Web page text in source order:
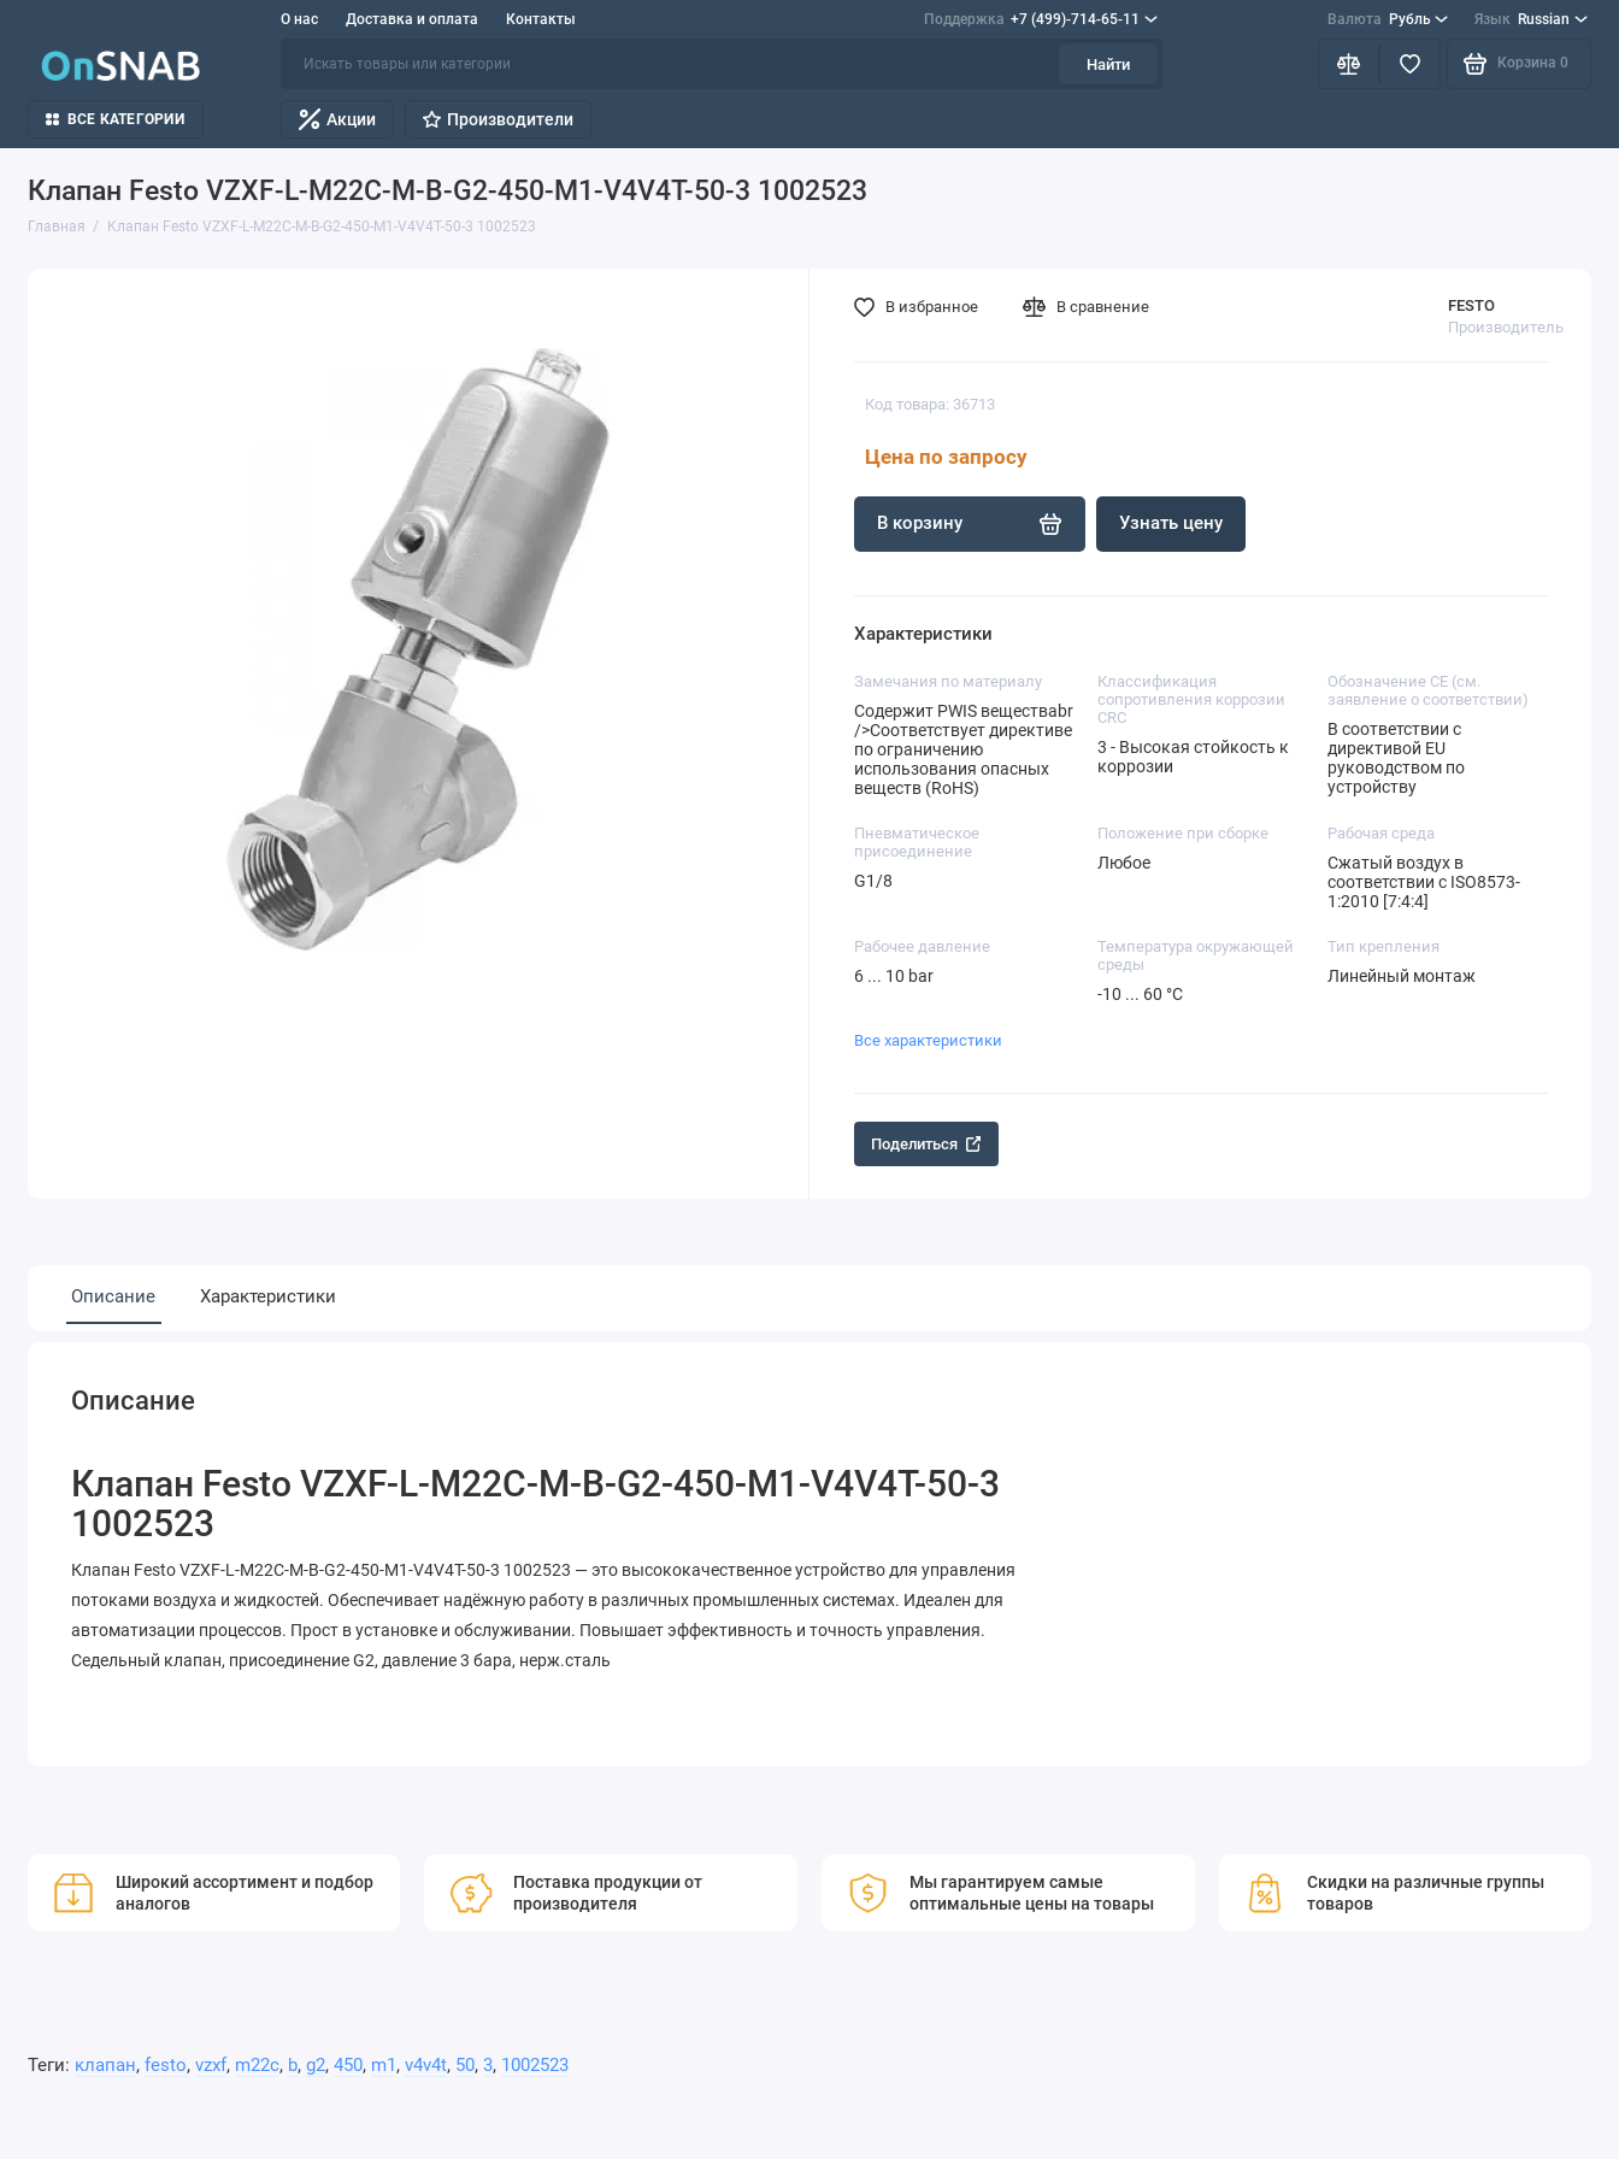
О нас Доставка и оплата Контакты Поддержка +7 (499)-714-65-11 Валюта Рубль Язык Russian
Найти Корзина 0
ВСЕ КАТЕГОРИИ Акции Производители
Клапан Festo VZXF-L-M22C-M-B-G2-450-M1-V4V4T-50-3 1002523
Главная Клапан Festo VZXF-L-M22C-M-B-G2-450-M1-V4V4T-50-3 1002523
Код товара: 36713
Цена по запросу
FESTO
Производитель
В корзину Узнать цену
В избранное В сравнение
Характеристики
Замечания по материалу
Содержит PWIS веществаbr
/>Соответствует директиве
по ограничению
использования опасных
веществ (RoHS)
Классификация
сопротивления коррозии
CRC
3 - Высокая стойкость к
коррозии
Обозначение CE (см.
заявление о соответствии)
В соответствии с
директивой EU
руководством по
устройству
Пневматическое
присоединение
G1/8
Положение при сборке
Любое
Рабочая среда
Сжатый воздух в
соответствии с ISO8573-
1:2010 [7:4:4]
Рабочее давление
6 ... 10 bar
Температура окружающей
среды
-10 ... 60 °C
Тип крепления
Линейный монтаж
Все характеристики
Поделиться
Описание Характеристики
Описание
Клапан Festo VZXF-L-M22C-M-B-G2-450-M1-V4V4T-50-3
1002523
Клапан Festo VZXF-L-M22C-M-B-G2-450-M1-V4V4T-50-3 1002523 — это высококачественное устройство для управления
потоками воздуха и жидкостей. Обеспечивает надёжную работу в различных промышленных системах. Идеален для
автоматизации процессов. Прост в установке и обслуживании. Повышает эффективность и точность управления.
Седельный клапан, присоединение G2, давление 3 бара, нерж.сталь
Широкий ассортимент и подбор
аналогов
Поставка продукции от
производителя
Мы гарантируем самые
оптимальные цены на товары
Скидки на различные группы
товаров
Теги: клапан, festo, vzxf, m22c, b, g2, 450, m1, v4v4t, 50, 3, 1002523